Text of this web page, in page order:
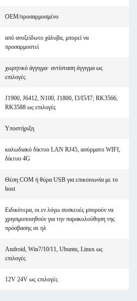
OEM/προσαρμοσμένο
από ανοξείδωτο χάλυβα, μπορεί να
προσαρμοστεί
χωρητικό άγγιγμα· αντίσταση άγγιγμα ως
επιλογές
J1900, J6412, N100, J1800, I3/I5/I7; RK3566,
RK3588 ως επιλογές
Υποστήριξη
καλωδιακό δίκτυο LAN RJ45, ασύρματο WIFI,
δίκτυο 4G
Θέση COM ή θύρα USB για επικοινωνία με το
host
Ειδικότερα, οι εν λόγω συσκευές μπορούν να
χρησιμοποιηθούν για την παρακολούθηση της
πρόσβασης σε ηλ
Android, Win7/10/11, Ubuntu, Linux ως
επιλογές
12V 24V ως επιλογές